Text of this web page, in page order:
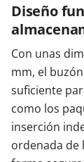
Diseño
Con unas
mm, el
suficiente
como los
inserción
ordenada de